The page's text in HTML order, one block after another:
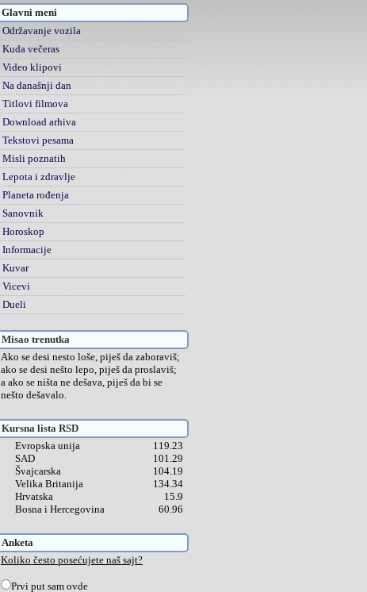
Glavni meni
Održavanje vozila
Kuda večeras
Video klipovi
Na današnji dan
Titlovi filmova
Download arhiva
Tekstovi pesama
Misli poznatih
Lepota i zdravlje
Planeta rođenja
Sanovnik
Horoskop
Informacije
Kuvar
Vicevi
Dueli
Misao trenutka
Ako se desi nesto loše, piješ da zaboraviš;
ako se desi nešto lepo, piješ da proslaviš;
a ako se ništa ne dešava, piješ da bi se
nešto dešavalo.
Kursna lista RSD
Evropska unija
119.23
SAD
101.29
Švajcarska
104.19
Velika Britanija
134.34
Hrvatska
15.9
Bosna i Hercegovina
60.96
Anketa
Koliko često posećujete naš sajt?
Prvi put sam ovde